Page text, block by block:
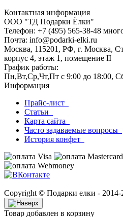
Контактная информация
ООО "ТД Подарки Ёлки"
Телефон: +7 (495) 565-38-48
Почта: info@podarki-elki.ru
Москва, 115201, РФ, г. Москва,
корпус 4, этаж 1, помещение II
График работы:
Пн,Вт,Ср,Чт,Пт с 9:00 до 18:00,
Информация
Прайс-лист
Статьи
Карта сайта
Часто задаваемые вопросы
История конфет
Copyright © Подарки елки - 2014-
Товар добавлен в корзину